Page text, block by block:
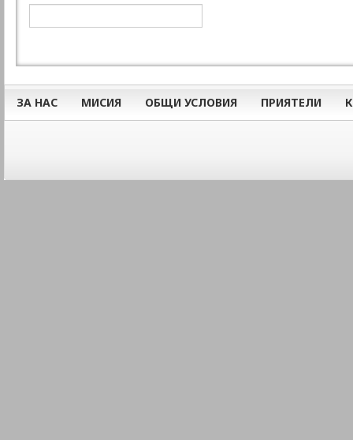
ЗА НАС МИСИЯ ОБЩИ УСЛОВИЯ ПРИЯТЕЛИ